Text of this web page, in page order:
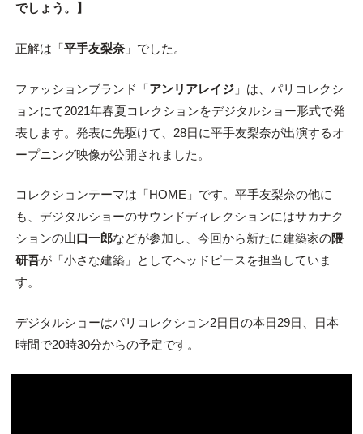
でしょう。】
正解は「平手友梨奈」でした。
ファッションブランド「アンリアレイジ」は、パリコレクシ
ョンにて2021年春夏コレクションをデジタルショー形式で発
表します。発表に先駆けて、28日に平手友梨奈が出演するオ
ープニング映像が公開されました。
コレクションテーマは「HOME」です。平手友梨奈の他に
も、デジタルショーのサウンドディレクションにはサカナク
ションの山口一郎などが参加し、今回から新たに建築家の隈
研吾が「小さな建築」としてヘッドピースを担当していま
す。
デジタルショーはパリコレクション2日目の本日29日、日本
時間で20時30分からの予定です。